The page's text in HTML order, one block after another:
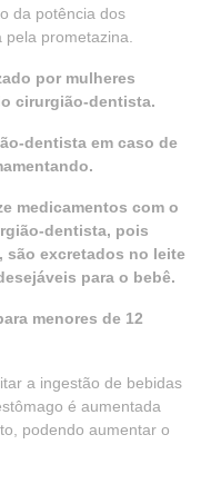
da potência dos
prometazina.
por mulheres
cirurgião-dentista.
dentista em caso de
medicamentos com o
dentista, pois
são excretados no leite
para o bebê.
menores de 12
a ingestão de bebidas
é aumentada
podendo aumentar o